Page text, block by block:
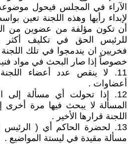
الآراء في المجلس فيحول موضوعه
لإبداء رأيها وهذه اللجنة تعين
أن تكون مؤلفة من عضوين من
للرئيس الحق في تكليف
فخريين ان يندمجوا في تلك
خصوصاً إذا صار البحث في مواد
11. لا ينقص عدد أعضاء
أعضاوات .
12. إذا تحولت أي مسألة إلى
المسألة لا يبحث فيها مرة
اللجنة قرارها الأخير .
13. لحضرة الحاكم أي (
مسألة مقيدة في ليستة المواضيع .